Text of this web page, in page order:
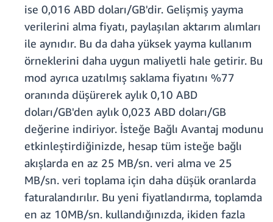
ise 0,016 ABD doları/GB'dir. Gelişmiş yayma
verilerini alma fiyatı, paylaşılan aktarım alımları
ile aynıdır. Bu da daha yüksek yayma kullanım
örneklerini daha uygun maliyetli hale getirir. Bu
mod ayrıca uzatılmış saklama fiyatını %77
oranında düşürerek aylık 0,10 ABD
doları/GB'den aylık 0,023 ABD doları/GB
değerine indiriyor. İsteğe Bağlı Avantaj modunu
etkinleştirdiğinizde, hesap tüm isteğe bağlı
akışlarda en az 25 MB/sn. veri alma ve 25
MB/sn. veri toplama için daha düşük oranlarda
faturalandırılır. Bu yeni fiyatlandırma, toplamda
en az 10MB/sn. kullandığınızda, ikiden fazla